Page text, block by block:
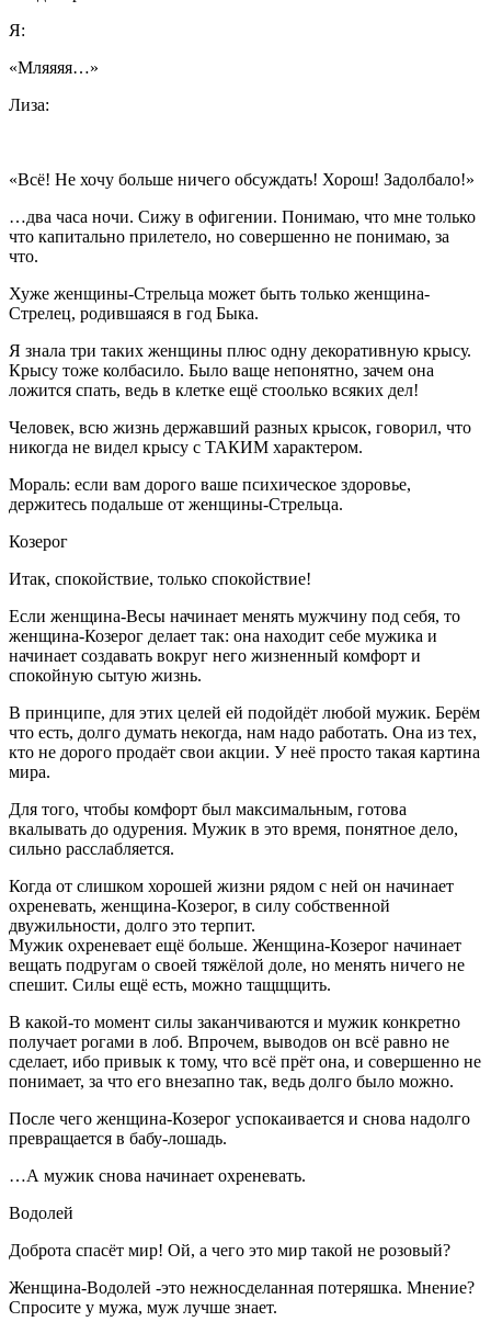
Я:
«Мляяяя…»
Лиза:
«Всё! Не хочу больше ничего обсуждать! Хорош! Задолбало!»
…два часа ночи. Сижу в офигении. Понимаю, что мне только
что капитально прилетело, но совершенно не понимаю, за
что.
Хуже женщины-Стрельца может быть только женщина-
Стрелец, родившаяся в год Быка.
Я знала три таких женщины плюс одну декоративную крысу.
Крысу тоже колбасило. Было ваще непонятно, зачем она
ложится спать, ведь в клетке ещё стоолько всяких дел!
Человек, всю жизнь державший разных крысок, говорил, что
никогда не видел крысу с ТАКИМ характером.
Мораль: если вам дорого ваше психическое здоровье,
держитесь подальше от женщины-Стрельца.
Козерог
Итак, спокойствие, только спокойствие!
Если женщина-Весы начинает менять мужчину под себя, то
женщина-Козерог делает так: она находит себе мужика и
начинает создавать вокруг него жизненный комфорт и
спокойную сытую жизнь.
В принципе, для этих целей ей подойдёт любой мужик. Берём
что есть, долго думать некогда, нам надо работать. Она из тех,
кто не дорого продаёт свои акции. У неё просто такая картина
мира.
Для того, чтобы комфорт был максимальным, готова
вкалывать до одурения. Мужик в это время, понятное дело,
сильно расслабляется.
Когда от слишком хорошей жизни рядом с ней он начинает
охреневать, женщина-Козерог, в силу собственной
двужильности, долго это терпит.
Мужик охреневает ещё больше. Женщина-Козерог начинает
вещать подругам о своей тяжёлой доле, но менять ничего не
спешит. Силы ещё есть, можно тащщщить.
В какой-то момент силы заканчиваются и мужик конкретно
получает рогами в лоб. Впрочем, выводов он всё равно не
сделает, ибо привык к тому, что всё прёт она, и совершенно не
понимает, за что его внезапно так, ведь долго было можно.
После чего женщина-Козерог успокаивается и снова надолго
превращается в бабу-лошадь.
…А мужик снова начинает охреневать.
Водолей
Доброта спасёт мир! Ой, а чего это мир такой не розовый?
Женщина-Водолей -это нежносделанная потеряшка. Мнение?
Спросите у мужа, муж лучше знает.